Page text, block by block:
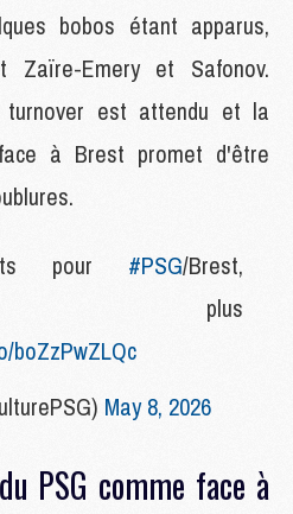
bobos étant apparus,
Zaïre-Emery et Safonov.
turnover est attendu et la
à Brest promet d'être
pour #PSG/Brest,
plus
boZzPwZLQc
May 8, 2026
PSG comme face à